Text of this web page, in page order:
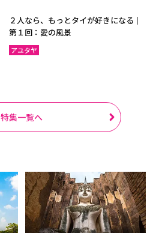
２人なら、もっとタイが好きになる｜
第１回：愛の風景
アユタヤ
特集一覧へ